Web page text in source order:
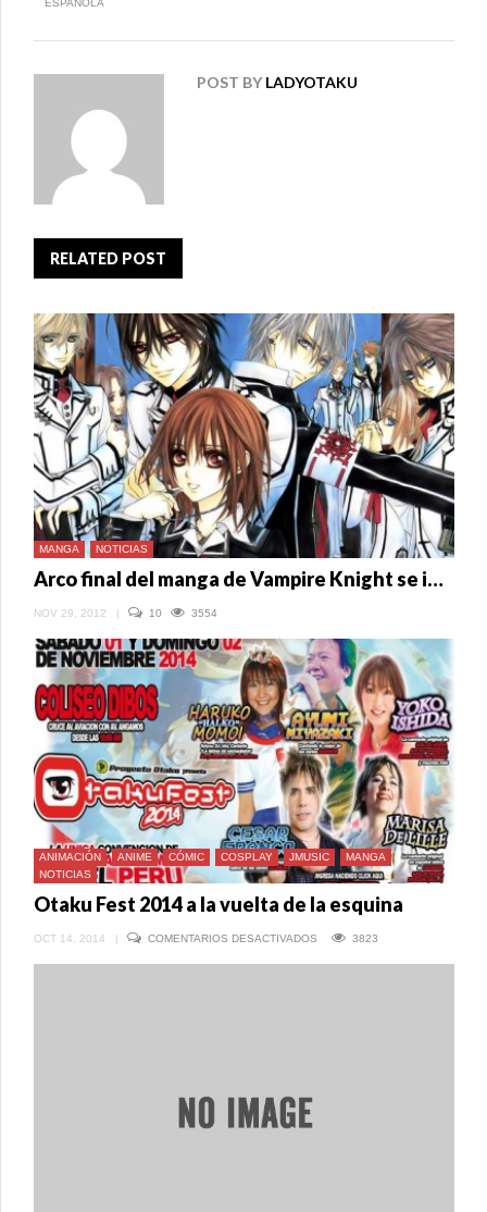
ESPAÑOLA
POST BY LADYOTAKU
RELATED POST
MANGA NOTICIAS
Arco final del manga de Vampire Knight se inicia en 2013
NOV 29, 2012 10 3554
ANIMACIÓN ANIME CÓMIC COSPLAY JMUSIC
MANGA
NOTICIAS
Otaku Fest 2014 a la vuelta de la esquina
OCT 14, 2014 COMENTARIOS DESACTIVADOS
FEST
3823